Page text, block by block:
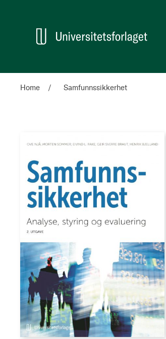
Home Samfunnssikkerhet